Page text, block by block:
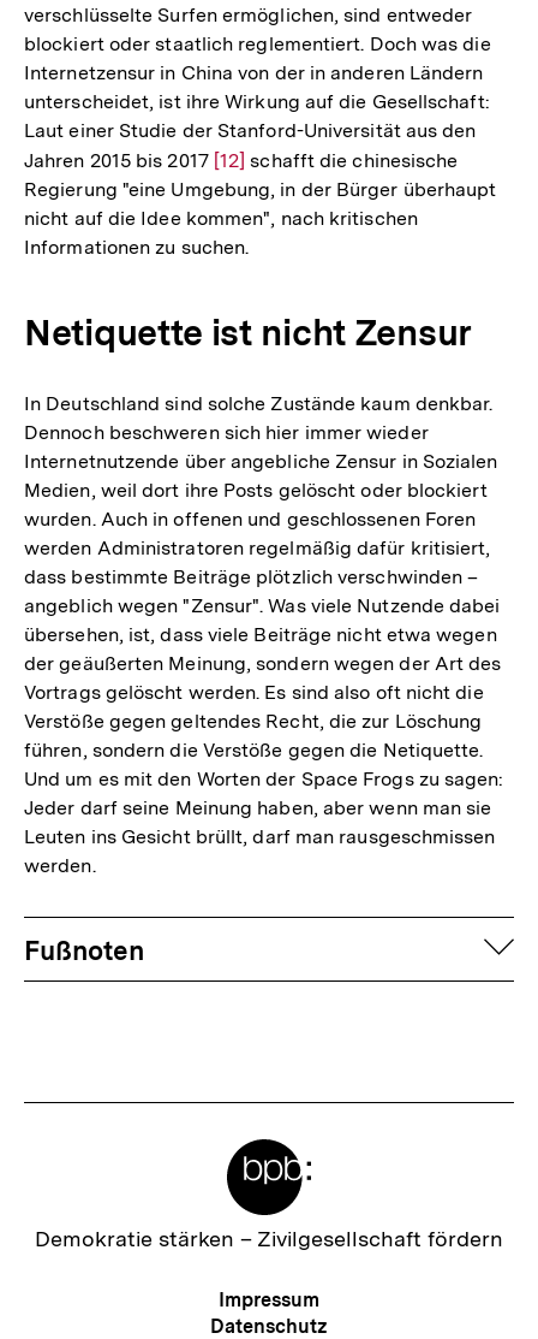
Link:
verschlüsselte Surfen ermöglichen, sind entweder
blockiert oder staatlich reglementiert. Doch was die
Internetzensur in China von der in anderen Ländern
unterscheidet, ist ihre Wirkung auf die Gesellschaft:
Laut einer Studie der Stanford-Universität aus den
Jahren 2015 bis 2017 Zur
Auflösung
der
Fußnote
[12] schafft die chinesische
Regierung "eine Umgebung, in der Bürger überhaupt
nicht auf die Idee kommen", nach kritischen
Informationen zu suchen.
Netiquette ist nicht Zensur
In Deutschland sind solche Zustände kaum denkbar.
Dennoch beschweren sich hier immer wieder
Internetnutzende über angebliche Zensur in Sozialen
Medien, weil dort ihre Posts gelöscht oder blockiert
wurden. Auch in offenen und geschlossenen Foren
werden Administratoren regelmäßig dafür kritisiert,
dass bestimmte Beiträge plötzlich verschwinden –
angeblich wegen "Zensur". Was viele Nutzende dabei
übersehen, ist, dass viele Beiträge nicht etwa wegen
der geäußerten Meinung, sondern wegen der Art des
Vortrags gelöscht werden. Es sind also oft nicht die
Verstöße gegen geltendes Recht, die zur Löschung
führen, sondern die Verstöße gegen die Netiquette.
Und um es mit den Worten der Space Frogs zu sagen:
Jeder darf seine Meinung haben, aber wenn man sie
Leuten ins Gesicht brüllt, darf man rausgeschmissen
werden.
Fussnoten
Fußnoten
Zur
Demokratie stärken – Zivilgesellschaft fördern
Meta-
Navigation
Impressum
Datenschutz